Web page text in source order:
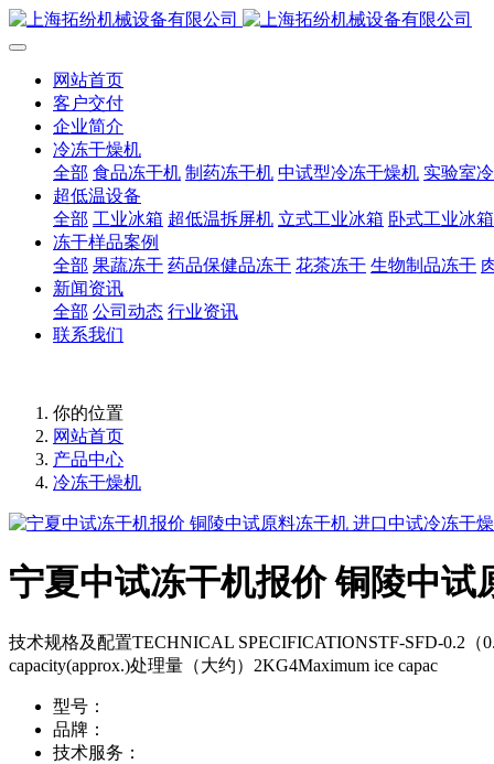
网站首页
客户交付
企业简介
冷冻干燥机
全部 食品冻干机 制药冻干机 中试型冷冻干燥机 实验室
超低温设备
全部 工业冰箱 超低温拆屏机 立式工业冰箱 卧式工业冰箱
冻干样品案例
全部 果蔬冻干 药品保健品冻干 花茶冻干 生物制品冻干
新闻资讯
全部 公司动态 行业资讯
联系我们
你的位置
网站首页
产品中心
冷冻干燥机
宁夏中试冻干机报价 铜陵中
技术规格及配置TECHNICAL SPECIFICATIONSTF-SFD-0.2（
capacity(approx.)处理量（大约）2KG4Maximum ice capac
型号：
品牌：
技术服务：